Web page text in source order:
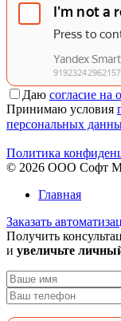
Даю согласие на
Принимаю условия
персональных
Политика
© 2026 ООО Софт
Главная
Заказать
Получить
и увеличьте